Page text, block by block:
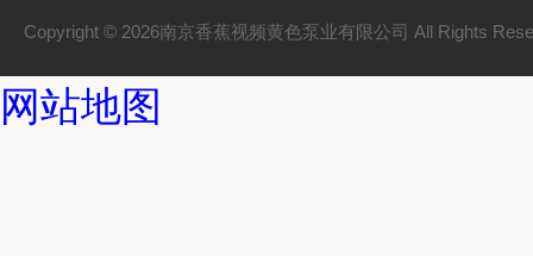
Copyright © 2026南京香蕉视频黄色泵业有限公司 All Rights
网站地图